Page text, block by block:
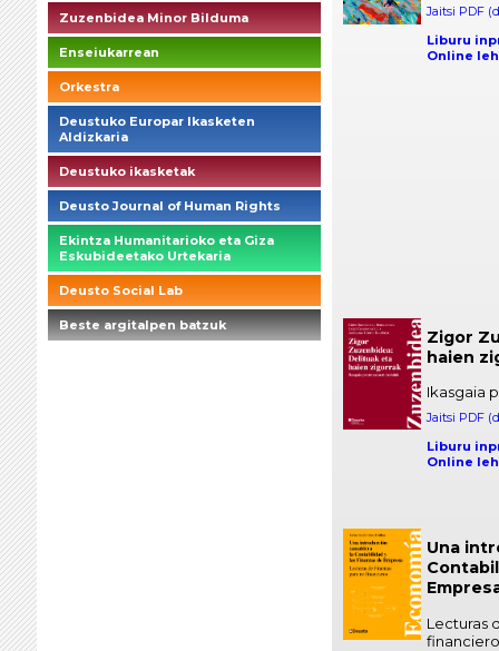
Zuzenbidea Minor Bilduma
Enseiukarrean
Orkestra
Deustuko Europar Ikasketen
Aldizkaria
Deustuko ikasketak
Deusto Journal of Human Rights
Ekintza Humanitarioko eta Giza
Eskubideetako Urtekaria
Deusto Social Lab
Beste argitalpen batzuk
Jaitsi PDF
Liburu
Online
Zigor
haien
Ikasgaia
Jaitsi PDF
Liburu
Online
Una
Lecturas